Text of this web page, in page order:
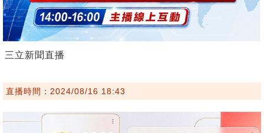
三立新聞直播
直播時間：2024/08/16 18:43